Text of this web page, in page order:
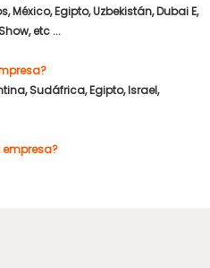
Egipto, Uzbekistán, Dubai E,
etc ...
Sudáfrica, Egipto, Israel,